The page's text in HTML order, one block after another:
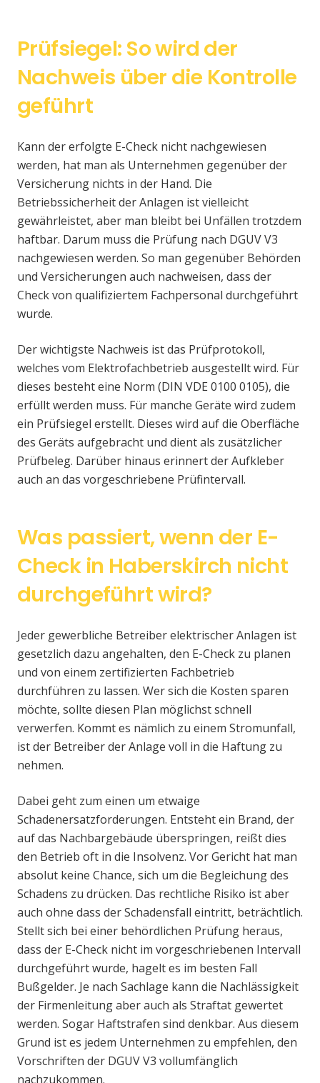
Prüfsiegel: So wird der
Nachweis über die Kontrolle
geführt
Kann der erfolgte E-Check nicht nachgewiesen
werden, hat man als Unternehmen gegenüber der
Versicherung nichts in der Hand. Die
Betriebssicherheit der Anlagen ist vielleicht
gewährleistet, aber man bleibt bei Unfällen trotzdem
haftbar. Darum muss die Prüfung nach DGUV V3
nachgewiesen werden. So man gegenüber Behörden
und Versicherungen auch nachweisen, dass der
Check von qualifiziertem Fachpersonal durchgeführt
wurde.
Der wichtigste Nachweis ist das Prüfprotokoll,
welches vom Elektrofachbetrieb ausgestellt wird. Für
dieses besteht eine Norm (DIN VDE 0100 0105), die
erfüllt werden muss. Für manche Geräte wird zudem
ein Prüfsiegel erstellt. Dieses wird auf die Oberfläche
des Geräts aufgebracht und dient als zusätzlicher
Prüfbeleg. Darüber hinaus erinnert der Aufkleber
auch an das vorgeschriebene Prüfintervall.
Was passiert, wenn der E-
Check in Haberskirch nicht
durchgeführt wird?
Jeder gewerbliche Betreiber elektrischer Anlagen ist
gesetzlich dazu angehalten, den E-Check zu planen
und von einem zertifizierten Fachbetrieb
durchführen zu lassen. Wer sich die Kosten sparen
möchte, sollte diesen Plan möglichst schnell
verwerfen. Kommt es nämlich zu einem Stromunfall,
ist der Betreiber der Anlage voll in die Haftung zu
nehmen.
Dabei geht zum einen um etwaige
Schadenersatzforderungen. Entsteht ein Brand, der
auf das Nachbargebäude überspringen, reißt dies
den Betrieb oft in die Insolvenz. Vor Gericht hat man
absolut keine Chance, sich um die Begleichung des
Schadens zu drücken. Das rechtliche Risiko ist aber
auch ohne dass der Schadensfall eintritt, beträchtlich.
Stellt sich bei einer behördlichen Prüfung heraus,
dass der E-Check nicht im vorgeschriebenen Intervall
durchgeführt wurde, hagelt es im besten Fall
Bußgelder. Je nach Sachlage kann die Nachlässigkeit
der Firmenleitung aber auch als Straftat gewertet
werden. Sogar Haftstrafen sind denkbar. Aus diesem
Grund ist es jedem Unternehmen zu empfehlen, den
Vorschriften der DGUV V3 vollumfänglich
nachzukommen.